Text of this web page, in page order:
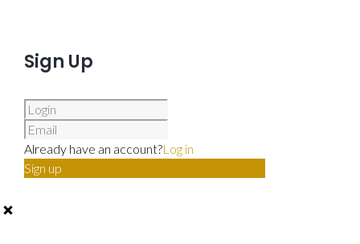
Sign Up
Already have an account?Log in
Sign up